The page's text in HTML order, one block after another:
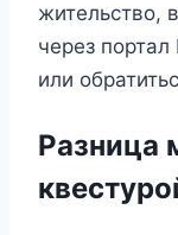
жительство,
через
или
Разница